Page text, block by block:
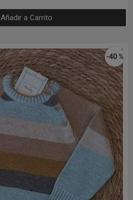
Añadir a Carrito
-40 %